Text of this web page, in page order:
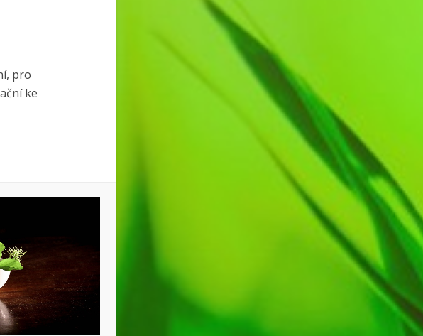
pro
ke